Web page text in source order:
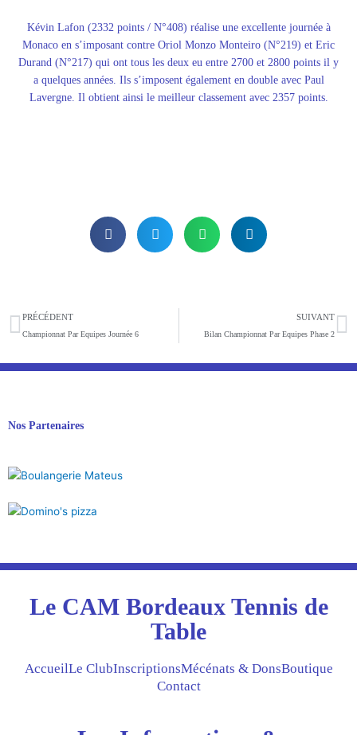
Kévin Lafon (2332 points / N°408) réalise une excellente journée à
Monaco en s’imposant contre Oriol Monzo Monteiro (N°219) et Eric
Durand (N°217) qui ont tous les deux eu entre 2700 et 2800 points il y
a quelques années. Ils s’imposent également en double avec Paul
Lavergne. Il obtient ainsi le meilleur classement avec 2357 points.
Précédent
PRÉCÉDENT
Championnat Par Equipes Journée 6
SUIVANT
Bilan Championnat Par Equipes Phase 2
Nos Partenaires
Le CAM Bordeaux Tennis de
Table
AccueilLe ClubInscriptionsMécénats & DonsBoutique
Contact